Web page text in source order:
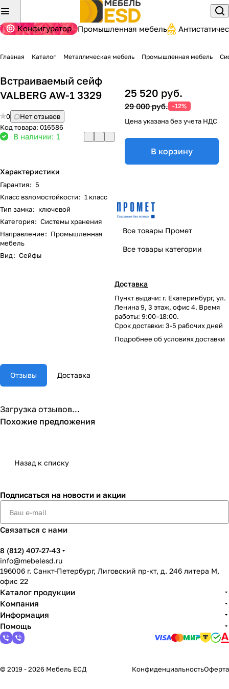
Конфигуратор Промышленная мебель
Главная Каталог Металлическая мебель Промышленная мебель
Встраиваемый сейф
VALBERG AW-1 3329
0
Нет отзывов
Код товара: 016586
В наличии: 1
Характеристики
Гарантия: 5
Класс взломостойкости: 1 класс
Тип замка: ключевой
Категория: Системы хранения
Направление: Промышленная
мебель
Вид: Сейфы
25 520 руб.
29 000 руб. -12%
Цена указана без учета НДС
В корзину
Все товары Промет
Все товары категории
Доставка
Пункт выдачи: г. Екатеринбург, ул.
Ленина 9, 3 этаж, офис 4. Время
работы: 9:00–18:00.
Срок доставки: 3-5 рабочих дней
Подробнее обусловиях доставки
Отзывы Доставка
Загрузка отзывов...
Похожие предложения
Назад к списку
Подписаться на новости и акции
Связаться с нами
8 (812) 407-27-43
info@mebelesd.ru
196006 г. Санкт-Петербург, Лиговский пр-кт, д. 246 литера М,
офис 22
Каталог продукции
Компания
Информация
Помощь
© 2019 - 2026 Мебель ЕСД КонфиденциальностьОферта